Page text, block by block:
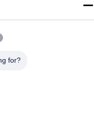
Urheberrecht
for?